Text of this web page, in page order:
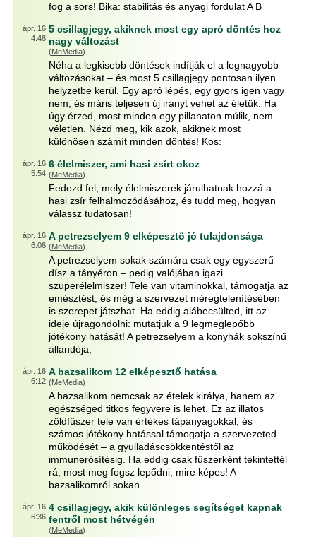
fog a sors! Bika: stabilitás és anyagi fordulat A B
ápr. 16
4:48
5 csillagjegy, akiknek most egy apró döntés hoz
nagy változást
(MeMedia)
Néha a legkisebb döntések indítják el a legnagyobb
változásokat – és most 5 csillagjegy pontosan ilyen
helyzetbe kerül. Egy apró lépés, egy gyors igen vagy
nem, és máris teljesen új irányt vehet az életük. Ha
úgy érzed, most minden egy pillanaton múlik, nem
véletlen. Nézd meg, kik azok, akiknek most
különösen számít minden döntés! Kos:
ápr. 16
5:54
6 élelmiszer, ami hasi zsírt okoz
(MeMedia)
Fedezd fel, mely élelmiszerek járulhatnak hozzá a
hasi zsír felhalmozódásához, és tudd meg, hogyan
válassz tudatosan!
ápr. 16
6:06
A petrezselyem 9 elképesztő jó tulajdonsága
(MeMedia)
A petrezselyem sokak számára csak egy egyszerű
dísz a tányéron – pedig valójában igazi
szuperélelmiszer! Tele van vitaminokkal, támogatja az
emésztést, és még a szervezet méregtelenítésében
is szerepet játszhat. Ha eddig alábecsülted, itt az
ideje újragondolni: mutatjuk a 9 legmeglepőbb
jótékony hatását! A petrezselyem a konyhák sokszínű
állandója,
ápr. 16
6:12
A bazsalikom 12 elképesztő hatása
(MeMedia)
A bazsalikom nemcsak az ételek királya, hanem az
egészséged titkos fegyvere is lehet. Ez az illatos
zöldfűszer tele van értékes tápanyagokkal, és
számos jótékony hatással támogatja a szervezeted
működését – a gyulladáscsökkentéstől az
immunerősítésig. Ha eddig csak fűszerként tekintettél
rá, most meg fogsz lepődni, mire képes! A
bazsalikomról sokan
ápr. 16
6:36
4 csillagjegy, akik különleges segítséget kapnak
fentről most hétvégén
(MeMedia)